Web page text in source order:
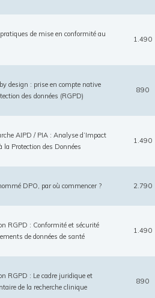
de mise en conformité au
1.490
design : prise en compte native
des données (RGPD)
890
AIPD / PIA : Analyse d’Impact
la Protection des Données
1.490
DPO, par où commencer ? 2.790
RGPD : Conformité et sécurité
de données de santé
1.490
RGPD : Le cadre juridique et
de la recherche clinique
890